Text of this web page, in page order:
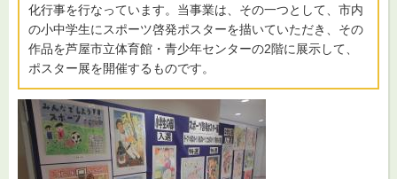
化行事を行なっています。当事業は、その一つとして、市内
の小中学生にスポーツ啓発ポスターを描いていただき、その
作品を芦屋市立体育館・青少年センターの2階に展示して、
ポスター展を開催するものです。